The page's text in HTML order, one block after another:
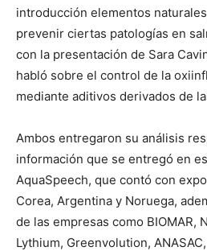
introducción elementos
prevenir ciertas patologías en
con la presentación de Sara
habló sobre el control de la
mediante aditivos derivados de
Ambos entregaron su análisis
información que se entregó en
AquaSpeech, que contó con
Corea, Argentina y Noruega,
de las empresas como BIOMAR,
Lythium, Greenvolution,